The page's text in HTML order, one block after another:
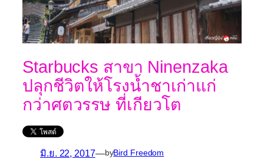
Starbucks สาขา Ninenzaka
ปลุกชีวิตให้โรงน้ำชาเก่าแก่
กว่าศตวรรษ ที่เกียวโต
มิ.ย. 22, 2017—byBird Freedom